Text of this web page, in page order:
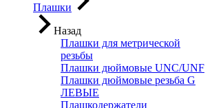
Плашки
Назад
Плашки для метрической
резьбы
Плашки дюймовые UNC/UNF
Плашки дюймовые резьба G
ЛЕВЫЕ
Плашкодержатели